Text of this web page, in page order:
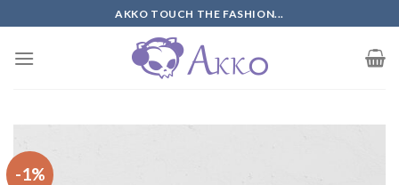
to
content
AKKO TOUCH THE FASHION...
-1%